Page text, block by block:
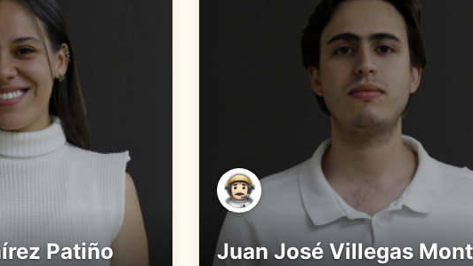
Patiño Juan José Villegas